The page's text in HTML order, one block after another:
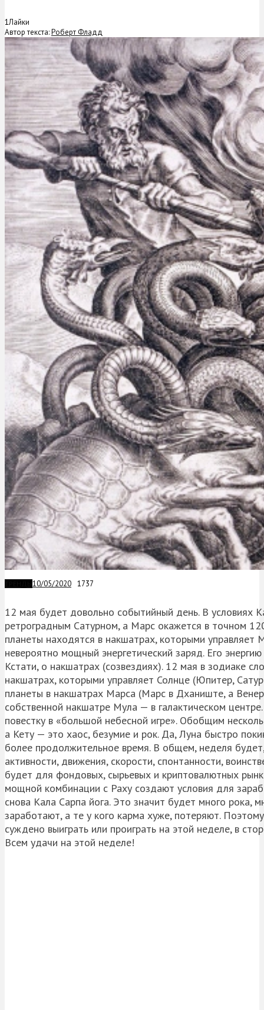
1Лайки
Автор текста:Роберт Фладд
10/05/2020 1737
12 мая будет довольно событийный день. В условиях
ретроградным Сатурном, а Марс окажется в точном
планеты находятся в накшатрах, которыми
невероятно мощный энергетический заряд. Его
Кстати, о накшатрах (созвездиях). 12 мая в зодиаке
накшатрах, которыми управляет Солнце (Юпитер,
планеты в накшатрах Марса (Марс в Дханиште, а
собственной накшатре Мула — в галактическом
повестку в «большой небесной игре». Обобщим
а Кету — это хаос, безумие и рок. Да, Луна быстро
более продолжительное время. В общем, неделя
активности, движения, скорости, спонтанности,
будет для фондовых, сырьевых и криптовалютных
мощной комбинации с Раху создают условия для
снова Кала Сарпа йога. Это значит будет много рока,
заработают, а те у кого карма хуже, потеряют.
суждено выиграть или проиграть на этой неделе, в
Всем удачи на этой неделе!